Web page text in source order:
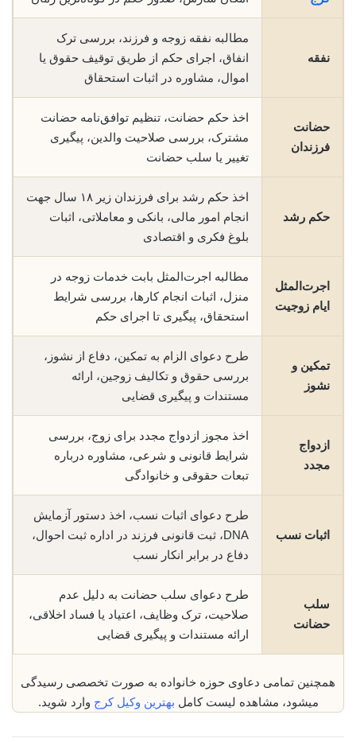
نفقه
مطالبه نفقه زوجه و فرزند، بررسی ترک
انفاق، اجرای حکم از طریق توقیف حقوق یا
اموال، مشاوره در اثبات استحقاق
حضانت
فرزندان
اخذ حکم حضانت، تنظیم توافق‌نامه حضانت
مشترک، بررسی صلاحیت والدین، پیگیری
تغییر یا سلب حضانت
حکم رشد
اخذ حکم رشد برای فرزندان زیر ۱۸ سال جهت
انجام امور مالی، بانکی و معاملاتی، اثبات
بلوغ فکری و اقتصادی
اجرت‌المثل
ایام زوجیت
مطالبه اجرت‌المثل بابت خدمات زوجه در
منزل، اثبات انجام کارها، بررسی شرایط
استحقاق، پیگیری تا اجرای حکم
تمکین و
نشوز
طرح دعوای الزام به تمکین، دفاع از نشوز،
بررسی حقوق و تکالیف زوجین، ارائه
مستندات و پیگیری قضایی
ازدواج
مجدد
اخذ مجوز ازدواج مجدد برای زوج، بررسی
شرایط قانونی و شرعی، مشاوره درباره
تبعات حقوقی و خانوادگی
اثبات نسب
طرح دعوای اثبات نسب، اخذ دستور آزمایش
DNA، ثبت قانونی فرزند در اداره ثبت احوال،
دفاع در برابر انکار نسب
سلب
حضانت
طرح دعوای سلب حضانت به دلیل عدم
صلاحیت، ترک وظایف، اعتیاد یا فساد اخلاقی،
ارائه مستندات و پیگیری قضایی
همچنین تمامی دعاوی حوزه خانواده به صورت تخصصی رسیدگی
میشود، مشاهده لیست کامل بهترین وکیل کرج وارد شوید.